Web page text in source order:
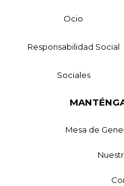
Ocio
Responsabilidad Social
Sociales
Mesa de